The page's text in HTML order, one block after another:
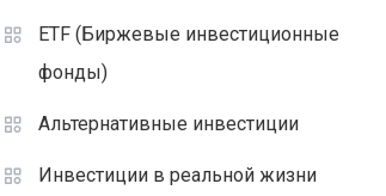
ETF (Биржевые инвестиционные
фонды)
Альтернативные инвестиции
Инвестиции в реальной жизни